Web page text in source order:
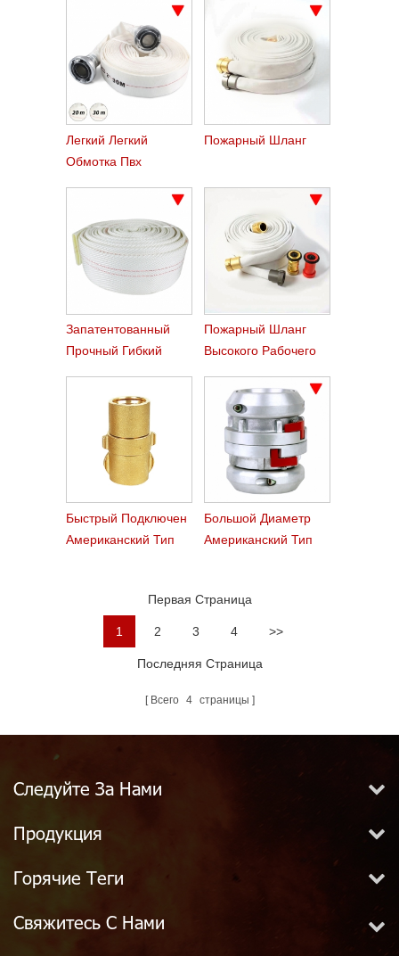
Сцепления
Сцепления
Легкий Легкий
Обмотка Пвх
Пожарный Шланг
Запатентованный
Прочный Гибкий
Пвх-Шланг
Пожарный Шланг
Высокого Рабочего
Пожарам Воды Лес
Службы
Быстрый Подключен
Американский Тип
Большой Диаметр
Американский Тип
Первая Страница
1 2 3 4 >>
Последняя Страница
Всего 4 страницы
Следуйте За Нами
Продукция
Горячие Теги
Свяжитесь С Нами